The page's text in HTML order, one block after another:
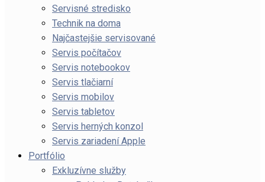
Servisné stredisko
Technik na doma
Najčastejšie servisované
Servis počítačov
Servis notebookov
Servis tlačiarní
Servis mobilov
Servis tabletov
Servis herných konzol
Servis zariadení Apple
Portfólio
Exkluzívne služby